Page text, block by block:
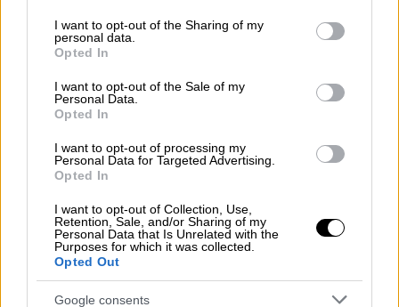
not limited to your visit or usage behaviour. You may click to
grant or deny consent to Google and its third-party tags to
use your data for below specified purposes in below Google
consent section.
I want to opt-out of the Sharing of my
personal data.
Opted In
I want to opt-out of the Sale of my
Personal Data.
Opted In
I want to opt-out of processing my
Personal Data for Targeted Advertising.
Opted In
I want to opt-out of Collection, Use,
Retention, Sale, and/or Sharing of my
Personal Data that Is Unrelated with the
Purposes for which it was collected.
Opted Out
Google consents
πετρέλαια. Μπροστά στα λάφυρα δεν
υπάρχει ούτε ηθική, ούτε λογική, ούτε
νόμος, ούτε τίποτα. Ο ισχυρότερος
επικρατεί με κάθε τίμημα